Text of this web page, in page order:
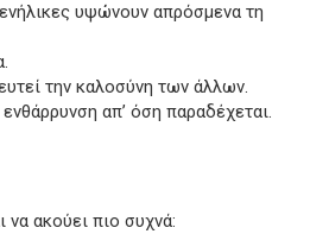
υψώνουν απρόσμενα τη
την καλοσύνη των άλλων.
απ’ όση παραδέχεται.
να ακούει πιο συχνά: